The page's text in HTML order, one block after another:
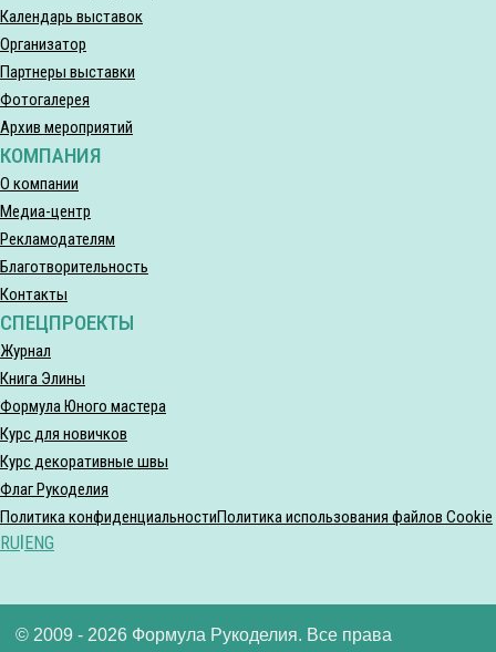
Календарь выставок
Организатор
Партнеры выставки
Фотогалерея
Архив мероприятий
КОМПАНИЯ
О компании
Медиа-центр
Рекламодателям
Благотворительность
Контакты
СПЕЦПРОЕКТЫ
Журнал
Книга Элины
Формула Юного мастера
Курс для новичков
Курс декоративные швы
Флаг Рукоделия
Политика конфиденциальностиПолитика использования файлов Cookie
RU ENG
© 2009 - 2026 Формула Рукоделия. Все права